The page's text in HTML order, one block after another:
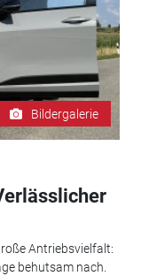
Bildergalerie
Antriebsvielfalt:
behutsam nach.